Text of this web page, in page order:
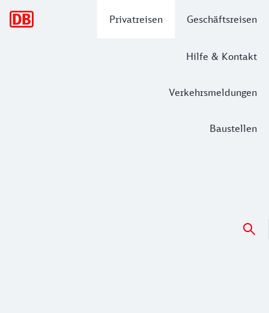
Privatreisen Geschäftsreisen
Hilfe & Kontakt
Verkehrsmeldungen
Baustellen